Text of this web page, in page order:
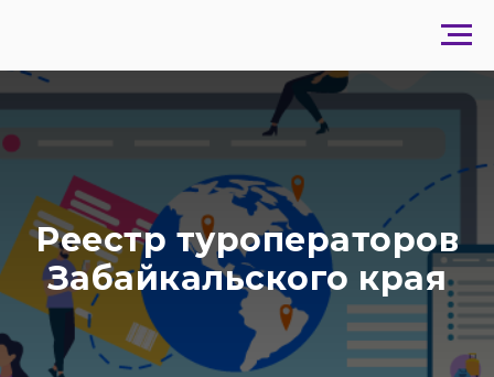
Реестр туроператоров
Забайкальского края